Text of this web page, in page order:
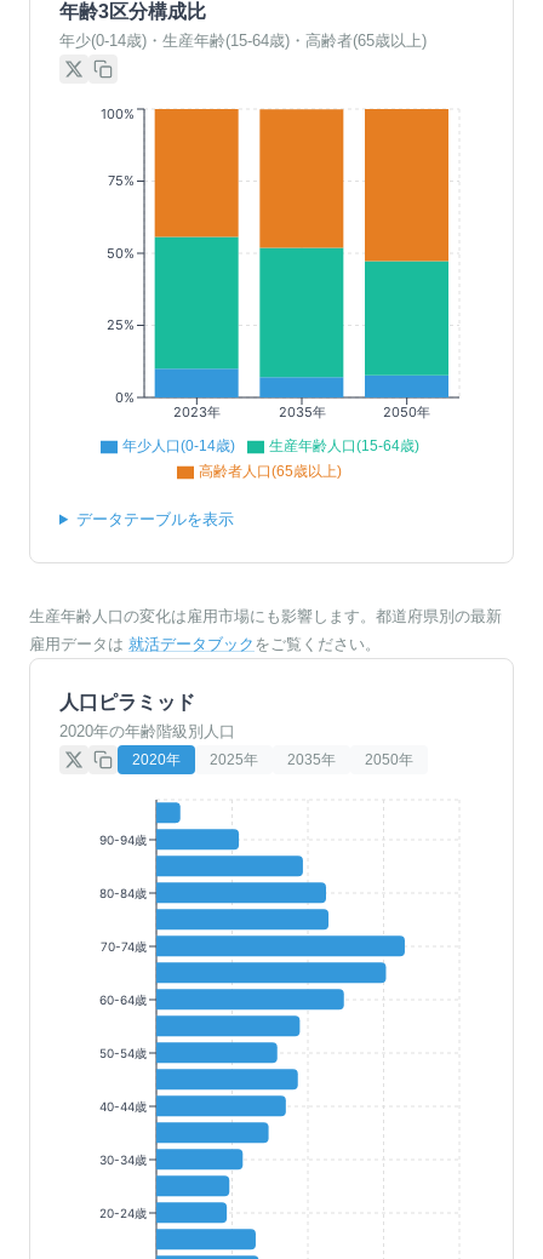
年齢3区分構成比
年少(0-14歳)・生産年齢(15-64歳)・高齢者(65歳以上)
2023年 2035年 2050年
0%
25%
50%
75%
100%
年少人口(0-14歳)
生産年齢人口(15-64歳)
高齢者人口(65歳以上)
データテーブルを表示
生産年齢人口の変化は雇用市場にも影響します。都道府県別の最新
雇用データは 就活データブック をご覧ください。
人口ピラミッド
2020年の年齢階級別人口
2020年 2025年 2035年 2050年
90-94歳
80-84歳
70-74歳
60-64歳
50-54歳
40-44歳
30-34歳
20-24歳